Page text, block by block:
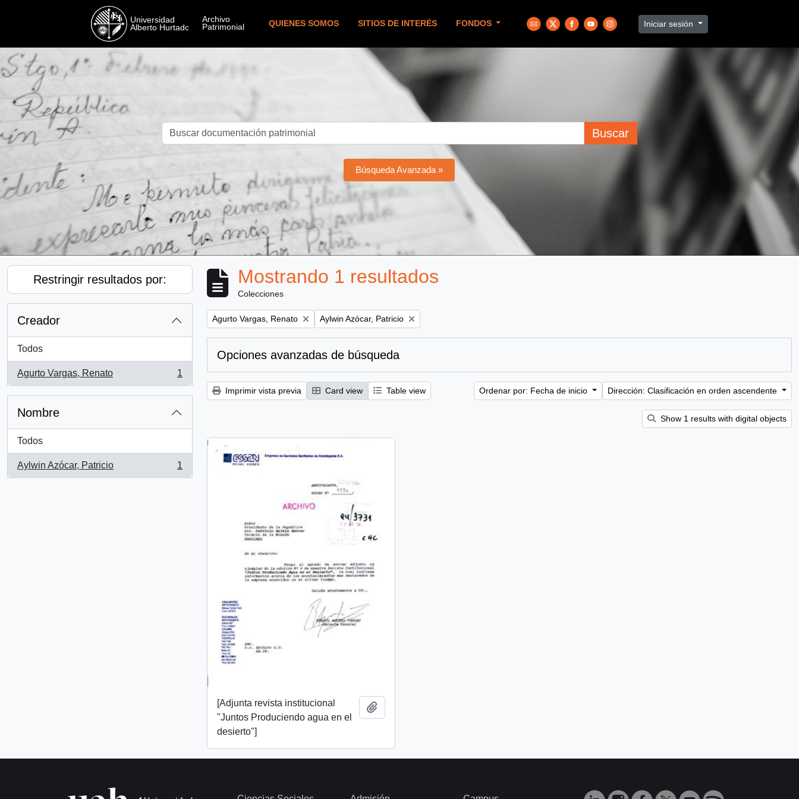
QUIENES SOMOS SITIOS DE INTERÉS FONDOS Iniciar sesión
Buscar
Búsqueda Avanzada »
Restringir resultados por:
Creador
Todos
Agurto Vargas, Renato
, 1 resultados
1
Nombre
Todos
Aylwin Azócar, Patricio
, 1 resultados
1
Mostrando 1 resultados
Colecciones
Remove filter:
Agurto Vargas, Renato Remove filter:
Aylwin Azócar, Patricio
Opciones avanzadas de búsqueda
Imprimir vista previa Card view Table view Ordenar por: Fecha de inicio Dirección: Clasificación en orden ascendente
Show 1 results with digital objects
[Adjunta revista institucional
"Juntos Produciendo agua en el
desierto"]